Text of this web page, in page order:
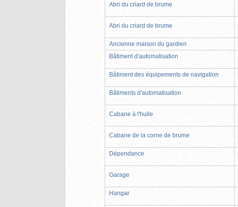
Abri du criard de brume
Abri du criard de brume
Ancienne maison du gardien
Bâtiment d'automatisation
Bâtiment des équipements de navigation
Bâtiments d'automatisation
Cabane à l'huile
Cabane de la corne de brume
Dépendance
Garage
Hangar